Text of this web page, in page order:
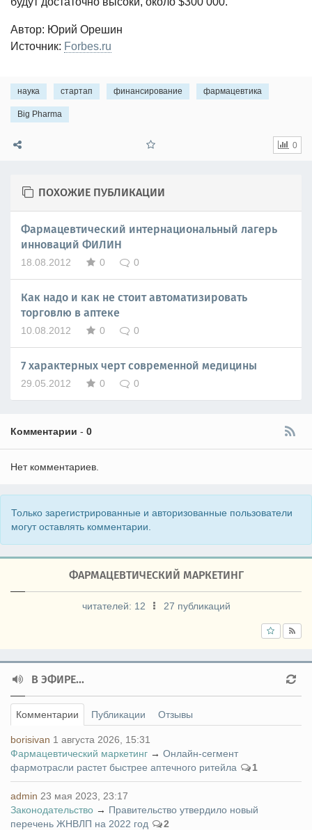
Автор: Юрий Орешин
Источник: Forbes.ru
наука стартап финансирование фармацевтика
Big Pharma
0
ПОХОЖИЕ ПУБЛИКАЦИИ
Фармацевтический интернациональный лагерь
инноваций ФИЛИН
18.08.2012 0 0
Как надо и как не стоит автоматизировать
торговлю в аптеке
10.08.2012 0 0
7 характерных черт современной медицины
29.05.2012 0 0
Комментарии - 0
Нет комментариев.
Только зарегистрированные и авторизованные пользователи
могут оставлять комментарии.
ФАРМАЦЕВТИЧЕСКИЙ МАРКЕТИНГ
читателей: 12 27 публикаций
В ЭФИРЕ...
Комментарии Публикации Отзывы
borisivan 1 августа 2026, 15:31
Фармацевтический маркетинг → Онлайн-сегмент
фармотрасли растет быстрее аптечного ритейла
1
admin 23 мая 2023, 23:17
Законодательство → Правительство утвердило новый
перечень ЖНВЛП на 2022 год
2